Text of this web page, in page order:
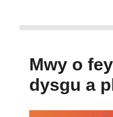
Mwy o
dysgu a